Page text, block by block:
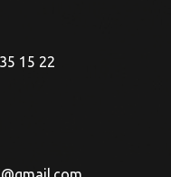
15 22